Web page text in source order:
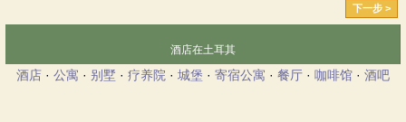
下一步 >
酒店在土耳其
酒店 · 公寓 · 别墅 · 疗养院 · 城堡 · 寄宿公寓 · 餐厅 · 咖啡馆 · 酒吧